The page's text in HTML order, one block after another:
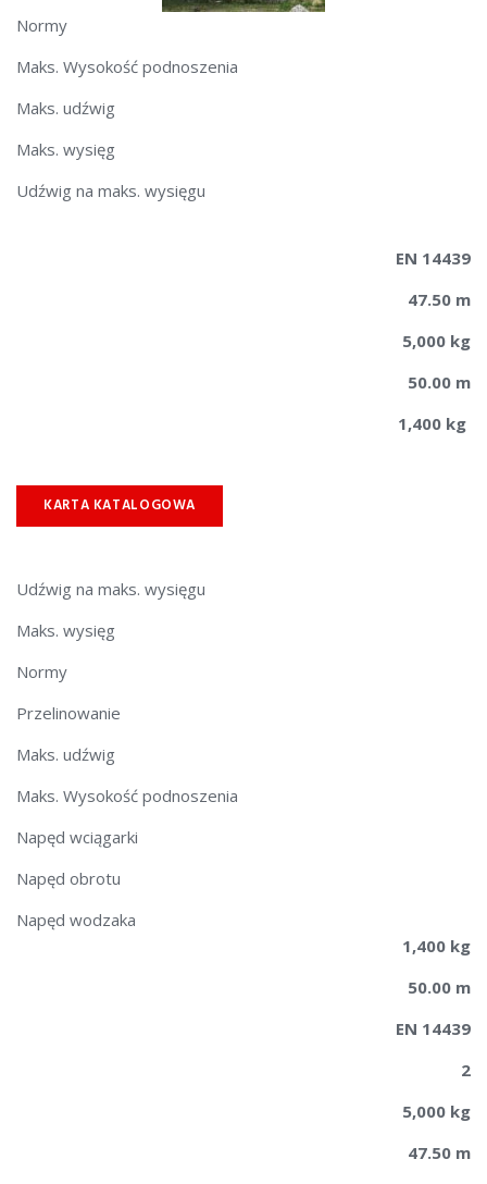
Normy
Maks. Wysokość podnoszenia
Maks. udźwig
Maks. wysięg
Udźwig na maks. wysięgu
EN 14439
47.50 m
5,000 kg
50.00 m
1,400 kg
KARTA KATALOGOWA
​​Udźwig na maks. wysięgu
Maks. wysięg​
Normy
Przelinowanie
Maks. udźwig
Maks. Wysokość podnoszenia
Napęd wciągarki
Napęd obrotu
Napęd wodzaka
1,400 kg
50.00 m
EN 14439
2
5,000 kg
47.50 m